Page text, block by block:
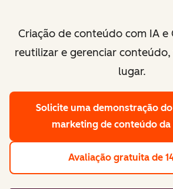
Criação de conteúdo com IA e
reutilizar e gerenciar
lugar.
Solicite uma demonstração
marketing de conteúdo da
Avaliação gratuita de